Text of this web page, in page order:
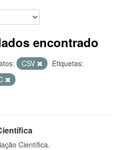
encontrado
CSV
Etiquetas:
Científica.